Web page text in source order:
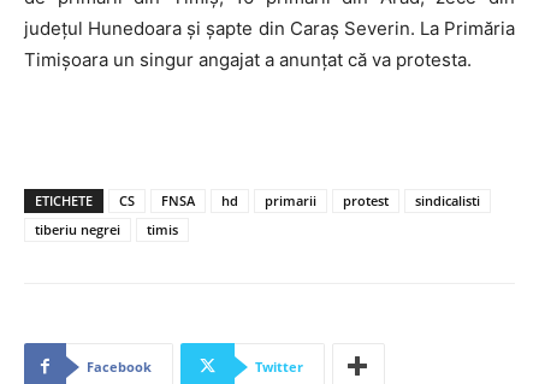
județul Hunedoara și șapte din Caraș Severin. La Primăria
Timișoara un singur angajat a anunțat că va protesta.
ETICHETE CS FNSA hd primarii protest
sindicalisti
tiberiu negrei
timis
Facebook Twitter